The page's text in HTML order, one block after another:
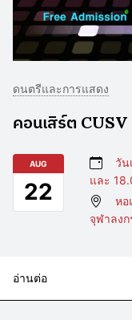
ดนตรีและการแสดง
คอนเสิร์ต
AUG
22
วัน
และ
หอ
จุฬาลง
อ่านต่อ